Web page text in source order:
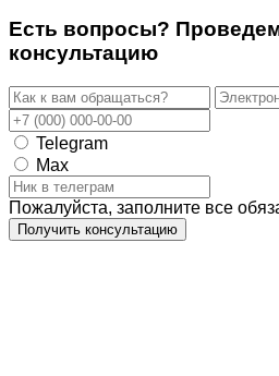
Есть вопросы?
консультацию
Telegram
Max
Пожалуйста, заполните все
Получить консультацию